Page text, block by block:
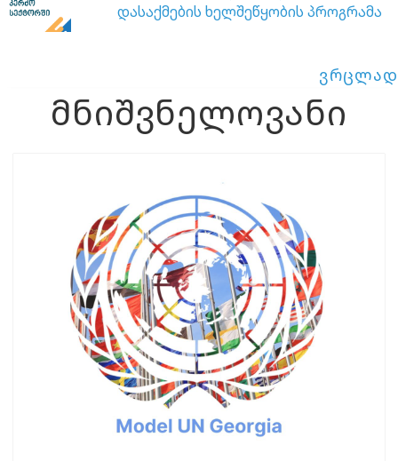
დასაქმების ხელშეწყობის პროგრამა
ვრცლად
მნიშვნელოვანი